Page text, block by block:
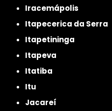
Iracemápolis
Itapecerica da Serra
Itapetininga
Itapeva
Itatiba
Itu
Jacareí